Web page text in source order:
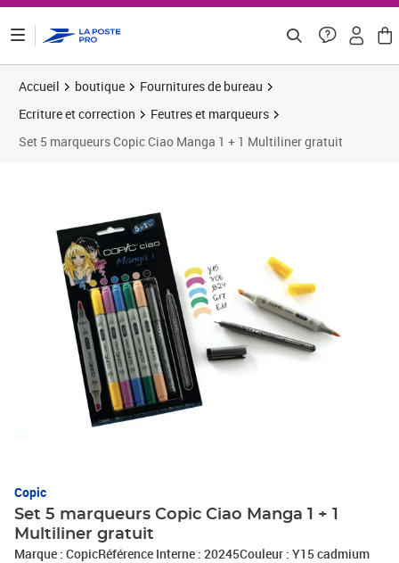
Accueil boutique
Fournitures de bureau
Ecriture et correction
Feutres et marqueurs
Set 5 marqueurs Copic Ciao Manga 1 + 1 Multiliner gratuit
Copic
Set 5 marqueurs Copic Ciao Manga 1 + 1
Multiliner gratuit
Marque : CopicRéférence Interne : 20245Couleur : Y15 cadmium